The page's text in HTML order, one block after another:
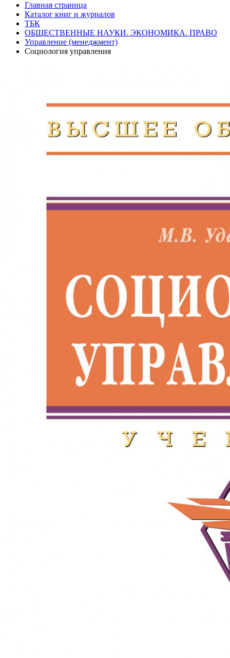
Главная страница
Каталог книг и журналов
ТБК
ОБЩЕСТВЕННЫЕ НАУКИ. ЭКОНОМИКА. ПРАВО
Управление (менеджмент)
Социология управления